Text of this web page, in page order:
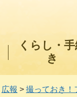
くらし・
き
広報 > 撮っておき！